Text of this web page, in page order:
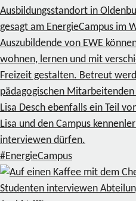
Ausbildungsstandort in
gesagt am EnergieCampus im
Auszubildende von EWE
wohnen, lernen und mit
Freizeit gestalten. Betreut
pädagogischen
Lisa Desch ebenfalls ein Teil
Lisa und den Campus
interviewen dürfen.
#EnergieCampus